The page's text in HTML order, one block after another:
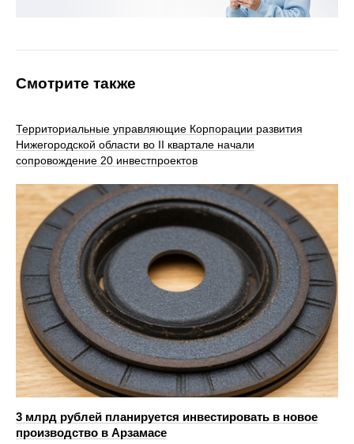
Смотрите также
Территориальные управляющие Корпорации развития
Нижегородской области во II квартале начали
сопровождение 20 инвестпроектов
3 млрд рублей планируется инвестировать в новое
производство в Арзамасе